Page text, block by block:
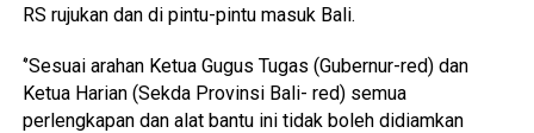
RS rujukan dan di pintu-pintu masuk Bali.
‘’Sesuai arahan Ketua Gugus Tugas (Gubernur-red) dan
Ketua Harian (Sekda Provinsi Bali- red) semua
perlengkapan dan alat bantu ini tidak boleh didiamkan